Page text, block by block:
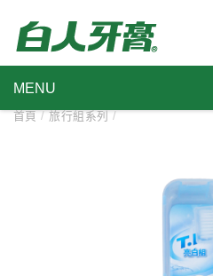
MENU
首頁/ 旅行組系列 /